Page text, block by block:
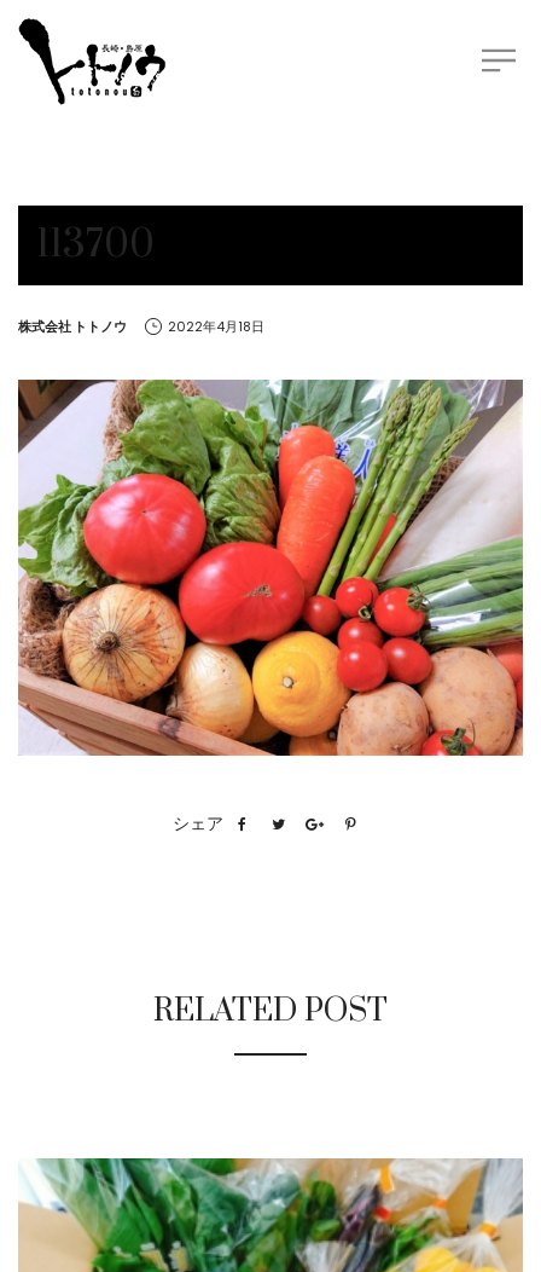
113700
by
株式会社 トトノウ 2022年4月18日
シェア
RELATED POST